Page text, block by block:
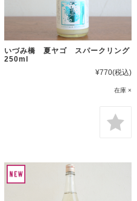
いづみ橋 夏ヤゴ スパークリング
250ml
¥770(税込)
在庫 ×